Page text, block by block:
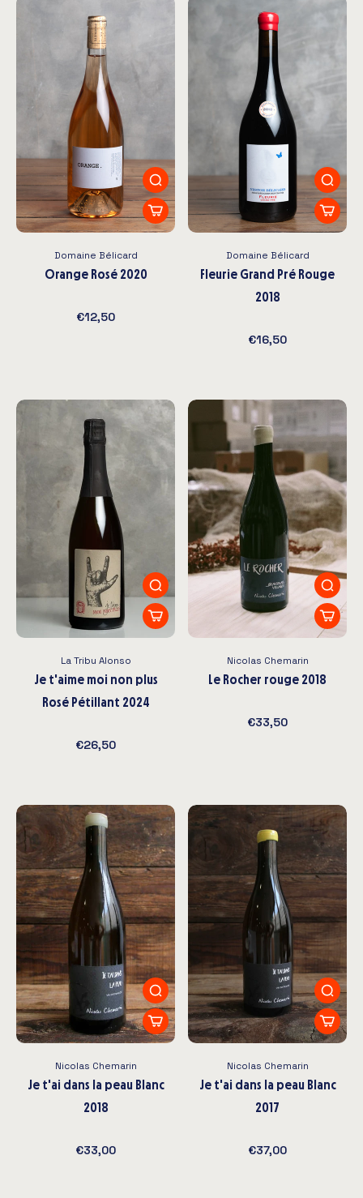
Ces appellations comprennent les deux
appellations génériques, Beaujolais et Beaujolais
Villages, ainsi que les dix crus du Beaujolais, chacun
offrant des caractéristiques et des saveurs uniques
en fonction de leur terroir spécifique.
Domaine Bélicard
Orange Rosé 2020
€12,50
Domaine Bélicard
Fleurie Grand Pré Rouge
2018
€16,50
La Tribu Alonso
Je t'aime moi non plus
Rosé Pétillant 2024
€26,50
Nicolas Chemarin
Le Rocher rouge 2018
€33,50
Nicolas Chemarin
Je t'ai dans la peau Blanc
2018
€33,00
Nicolas Chemarin
Je t'ai dans la peau Blanc
2017
€37,00